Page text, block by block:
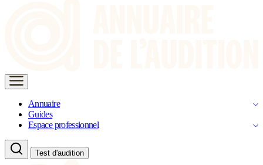
Annuaire
Guides
Espace professionnel
Test d'audition